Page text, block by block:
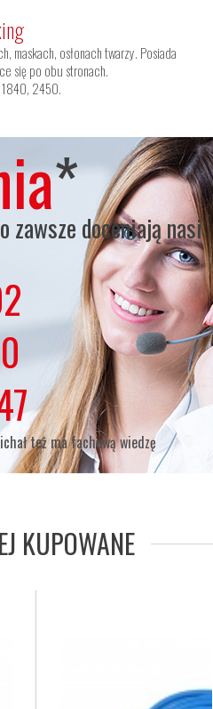
maskach, osłonach twarzy. Posiada
się po obu stronach.
1840, 2450.
*
zawsze doceniają nasi
też ma fachową wiedzę
KUPOWANE